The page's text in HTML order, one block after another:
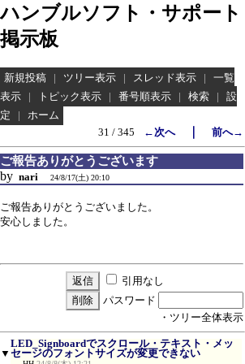
ハンブルソフト・サポート
掲示板
新規投稿 | ツリー表示 | スレッド表示 |
一覧
表示
| トピック表示 | 番号順表示 | 検索 |
設
定
|
ホーム
31 / 345
←次へ｜ 前へ→
ご報告ありがとうございます
by nari 24/8/17(土) 20:10
ご報告ありがとうございました。
安心しました。
引用なし
パスワード
・ツリー全体表示
▼
LED_Signboardでスクロール・テキスト・メッ
セージのフォントサイズが変更できない